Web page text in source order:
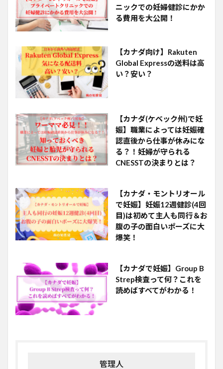
ニックでの妊婦健診にかか
る費用を大公開！
【カナダ向け】Rakuten
Global Expressの送料は高
い？安い？
【カナダ(ケベック州)で妊
娠】職業によっては妊娠確
認直後から仕事が休みにな
る？！妊婦が守られる
CNESSTの決まりとは？
【カナダ・モントリオール
で妊娠】妊娠12週健診(4回
目)は初めて主人も同行＆お
腹の子の面白いポーズに大
爆笑！
【カナダで妊娠】Group B
Strep検査って何？これを
読めばすべてがわかる！
管理人